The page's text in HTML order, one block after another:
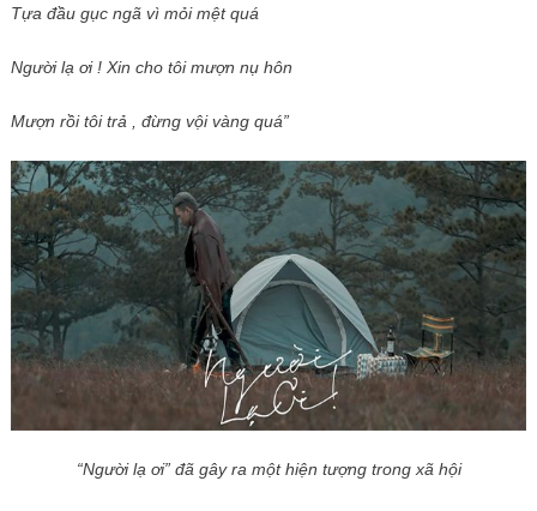
Tựa đầu gục ngã vì mỏi mệt quá
Người lạ ơi ! Xin cho tôi mượn nụ hôn
Mượn rồi tôi trả , đừng vội vàng quá”
“Người lạ ơi” đã gây ra một hiện tượng trong xã hội